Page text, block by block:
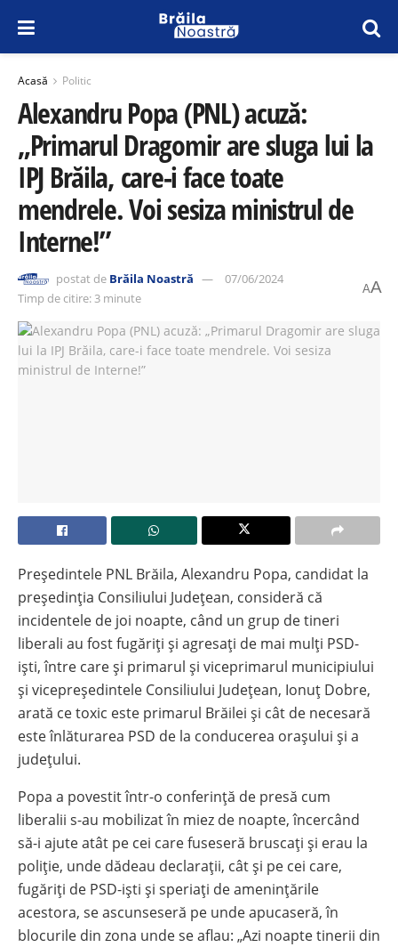
Acasă Politic
Alexandru Popa (PNL) acuză:
„Primarul Dragomir are sluga lui la
IPJ Brăila, care-i face toate
mendrele. Voi sesiza ministrul de
Interne!”
postat de Brăila Noastră
07/06/2024
Timp de citire: 3 minute
AA
Președintele PNL Brăila, Alexandru Popa, candidat la
președinția Consiliului Județean, consideră că
incidentele de joi noapte, când un grup de tineri
liberali au fost fugăriți și agresați de mai mulți PSD-
iști, între care și primarul și viceprimarul municipiului
și vicepreședintele Consiliului Județean, Ionuț Dobre,
arată ce toxic este primarul Brăilei și cât de necesară
este înlăturarea PSD de la conducerea orașului și a
județului.
Popa a povestit într-o conferință de presă cum
liberalii s-au mobilizat în miez de noapte, încercând
să-i ajute atât pe cei care fuseseră bruscați și erau la
poliție, unde dădeau declarații, cât și pe cei care,
fugăriți de PSD-iști și speriați de amenințările
acestora, se ascunseseră pe unde apucaseră, în
blocurile din zona unde se aflau: „Azi noapte tinerii din